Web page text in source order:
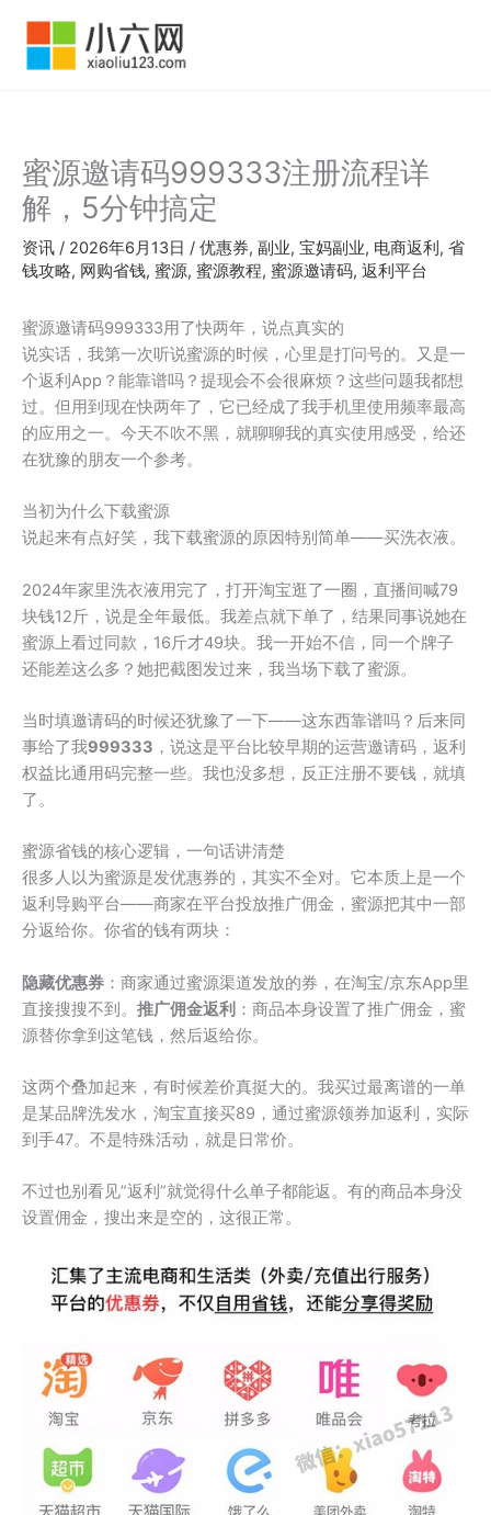
蜜源邀请码999333注册流程详
解，5分钟搞定
资讯 / 2026年6月13日 / 优惠券, 副业, 宝妈副业, 电商返利 , 省
钱攻略, 网购省钱, 蜜源, 蜜源教程, 蜜源邀请码, 返利平台
蜜源邀请码999333用了快两年，说点真实的
说实话，我第一次听说蜜源的时候，心里是打问号的。又是一
个返利App？能靠谱吗？提现会不会很麻烦？这些问题我都想
过。但用到现在快两年了，它已经成了我手机里使用频率最高
的应用之一。今天不吹不黑，就聊聊我的真实使用感受，给还
在犹豫的朋友一个参考。
当初为什么下载蜜源
说起来有点好笑，我下载蜜源的原因特别简单——买洗衣液。
2024年家里洗衣液用完了，打开淘宝逛了一圈，直播间喊79
块钱12斤，说是全年最低。我差点就下单了，结果同事说她在
蜜源上看过同款，16斤才49块。我一开始不信，同一个牌子
还能差这么多？她把截图发过来，我当场下载了蜜源。
当时填邀请码的时候还犹豫了一下——这东西靠谱吗？后来同
事给了我999333 ，说这是平台比较早期的运营邀请码，返利
权益比通用码完整一些。我也没多想，反正注册不要钱，就填
了。
蜜源省钱的核心逻辑，一句话讲清楚
很多人以为蜜源是发优惠券的，其实不全对。它本质上是一个
返利导购平台——商家在平台投放推广佣金，蜜源把其中一部
分返给你。你省的钱有两块：
隐藏优惠券 ：商家通过蜜源渠道发放的券，在淘宝/京东App里
直接搜搜不到。 推广佣金返利 ：商品本身设置了推广佣金，蜜
源替你拿到这笔钱，然后返给你。
这两个叠加起来，有时候差价真挺大的。我买过最离谱的一单
是某品牌洗发水，淘宝直接买89，通过蜜源领券加返利，实际
到手47。不是特殊活动，就是日常价。
不过也别看见”返利”就觉得什么单子都能返。有的商品本身没
设置佣金，搜出来是空的，这很正常。